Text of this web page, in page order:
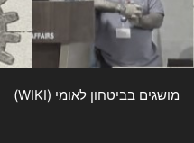
מושגים בביטחון לאומי (WIKI)